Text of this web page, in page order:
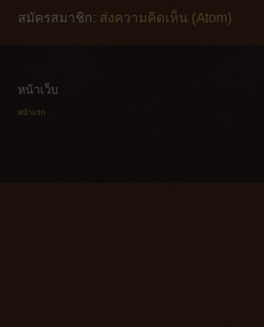
สมัครสมาชิก: ส่งความคิดเห็น (Atom)
หน้าเว็บ
หน้าแรก